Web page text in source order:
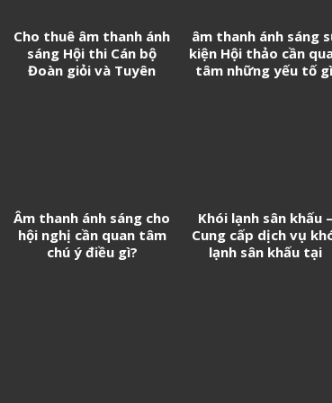
Cho thuê âm thanh ánh
sáng Hội thi Cán bộ
Đoàn giỏi và Tuyên
âm thanh ánh sáng
kiện Hội thảo cần
tâm những yếu tố
Âm thanh ánh sáng cho
hội nghị cần quan tâm
chú ý điều gì?
Khói lạnh sân khấu –
Cung cấp dịch vụ
lạnh sân khấu tại